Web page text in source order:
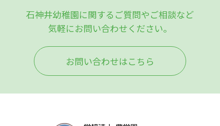
石神井幼稚園に関するご質問やご相談など
気軽にお問い合わせください。
お問い合わせはこちら